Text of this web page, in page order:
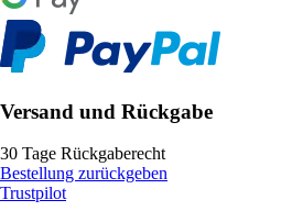
Versand und Rückgabe
30 Tage Rückgaberecht
Bestellung zurückgeben
Trustpilot